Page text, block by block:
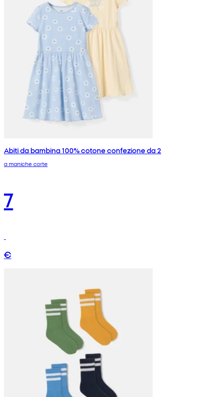
Abiti da bambina 100% cotone confezione da 2
a maniche corte
7
€